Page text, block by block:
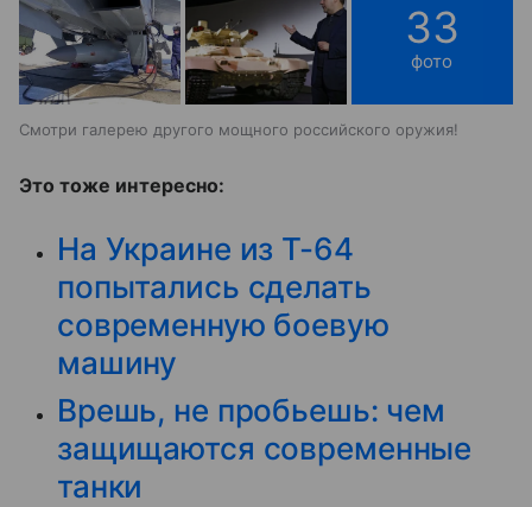
33
фото
Смотри галерею другого мощного российского оружия!
Это тоже интересно:
На Украине из Т-64
попытались сделать
современную боевую
машину
Врешь, не пробьешь: чем
защищаются современные
танки